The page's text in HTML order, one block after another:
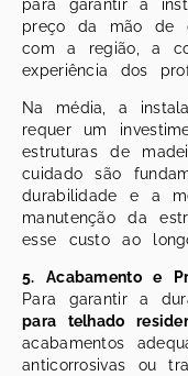
para garantir a
preço da mão de
com a região, a
experiência dos
Na média, a
requer um
estruturas de
cuidado são
durabilidade e a
manutenção da
esse custo ao
5. Acabamento e
Para garantir a
para telhado
acabamentos
anticorrosivas ou